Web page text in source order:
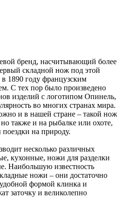
бренд, насчитывающий более
складной нож под этой
1890 году французским
С тех пор было произведено
изделий с логотипом Опинель,
во многих странах мира.
и в нашей стране – такой нож
также и на рыбалке или охоте,
на природу.
несколько различных
кухонные, ножи для разделки
Наибольшую известность
ножи – они достаточно
формой клинка и
заточку и великолепно